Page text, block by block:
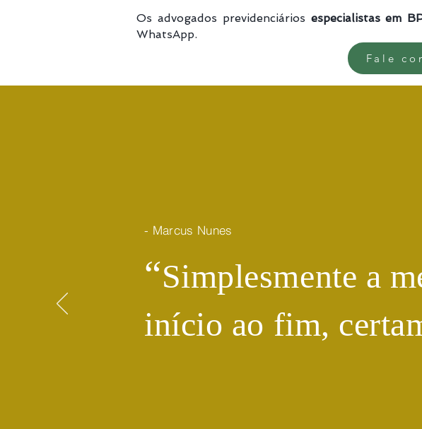
Os advogados previdenciários especialistas em
WhatsApp.
Fale
- Marcus Nunes
​“Simplesmente a
início ao fim,